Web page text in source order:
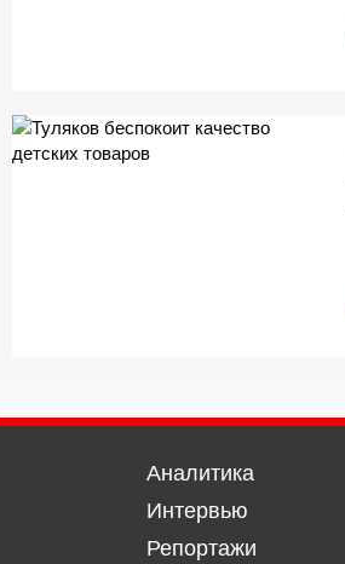
Аналитика
Интервью
Репортажи